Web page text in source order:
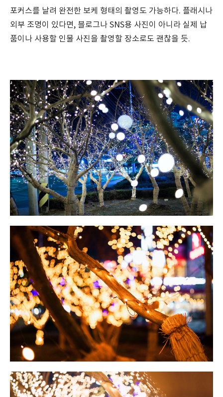
포커스를 날려 완전한 보케 형태의 촬영도 가능하다. 플래시나
외부 조명이 있다면, 블로그나 SNS용 사진이 아니라 실제 납
품이나 사용할 인물 사진을 촬영할 장소로도 괜찮을 듯.